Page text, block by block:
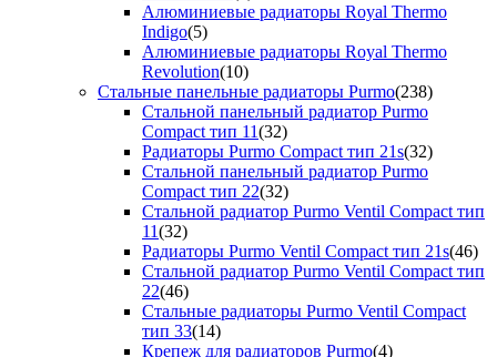
Алюминиевые радиаторы Royal Thermo
Indigo(5)
Алюминиевые радиаторы Royal Thermo
Revolution(10)
Стальные панельные радиаторы Purmo(238)
Стальной панельный радиатор Purmo
Compact тип 11(32)
Радиаторы Purmo Compact тип 21s(32)
Стальной панельный радиатор Purmo
Compact тип 22(32)
Стальной радиатор Purmo Ventil Compact тип
11(32)
Радиаторы Purmo Ventil Compact тип 21s(46)
Стальной радиатор Purmo Ventil Compact тип
22(46)
Стальные радиаторы Purmo Ventil Compact
тип 33(14)
Крепеж для радиаторов Purmo(4)